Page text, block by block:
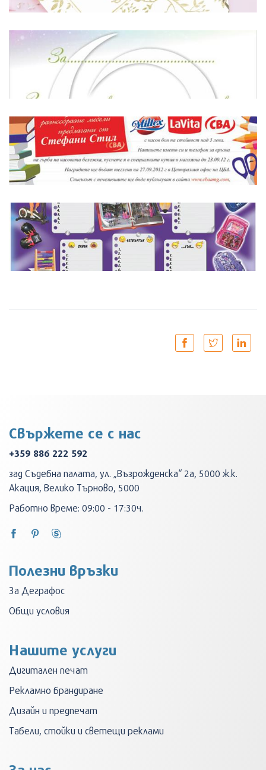
Свържете се с нас
+359 886 222 592
зад Съдебна палата, ул. „Възрожденска“ 2а, 5000 ж.к.
Акация, Велико Търново, 5000
Работно време: 09:00 - 17:30ч.
Полезни връзки
За Деграфос
Общи условия
Нашите услуги
Дигитален печат
Рекламно брандиране
Дизайн и предпечат
Табели, стойки и светещи реклами